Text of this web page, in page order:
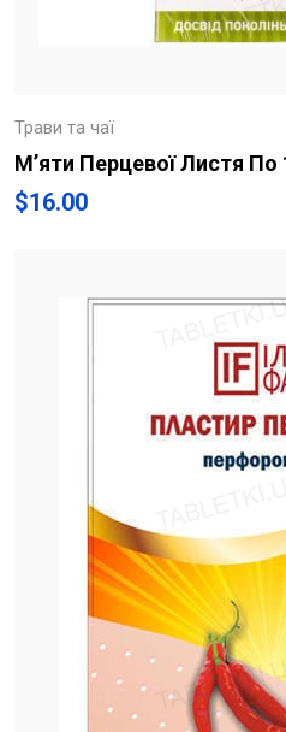
Трави та чаї
М’яти Перцевої Листя
$16.00